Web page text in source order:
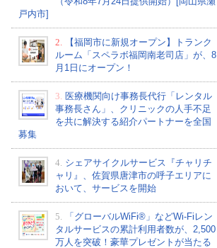
戸内市]
2.
【福岡市に新規オープン】トランク
ルーム「スペラボ福岡南老司店」が、8
月1日にオープン！
3. 医療機関向け事務長代行「レンタル
事務長さん」、クリニックの人手不足
を共に解決する紹介パートナーを全国
募集
4. シェアサイクルサービス『チャリチ
ャリ』、佐賀県唐津市の呼子エリアに
おいて、サービスを開始
5.
「グローバルWiFi®」などWi-Fiレン
タルサービスの累計利用者数が、2,500
万人を突破！豪華プレゼントが当たる